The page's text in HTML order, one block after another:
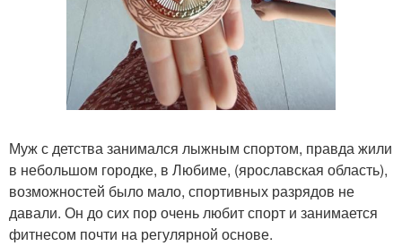
Муж с детства занимался лыжным спортом, правда жили
в небольшом городке, в Любиме, (ярославская область),
возможностей было мало, спортивных разрядов не
давали. Он до сих пор очень любит спорт и занимается
фитнесом почти на регулярной основе.